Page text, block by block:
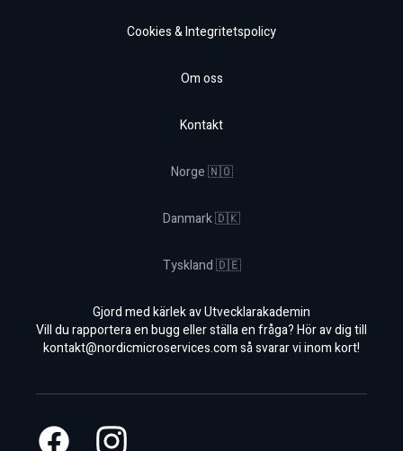
Cookies & Integritetspolicy
Om oss
Kontakt
Norge 🇳🇴
Danmark 🇩🇰
Tyskland 🇩🇪
Gjord med kärlek av Utvecklarakademin
Vill du rapportera en bugg eller ställa en fråga? Hör av dig till
kontakt@nordicmicroservices.comså svarar vi inom kort!
FacebookInstagram